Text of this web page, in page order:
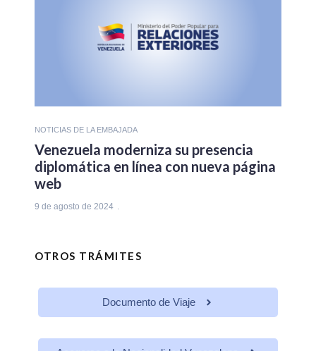
NOTICIAS DE LA EMBAJADA
Venezuela moderniza su presencia
diplomática en línea con nueva página
web
9 de agosto de 2024
OTROS TRÁMITES
Documento de Viaje